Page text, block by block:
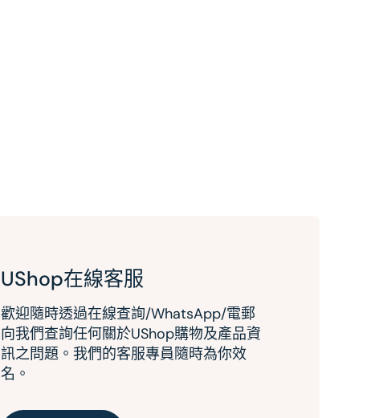
UShop在線客服
歡迎隨時透過在線查詢/WhatsApp/電郵
向我們查詢任何關於UShop購物及產品資
訊之問題。我們的客服專員隨時為你效
名。